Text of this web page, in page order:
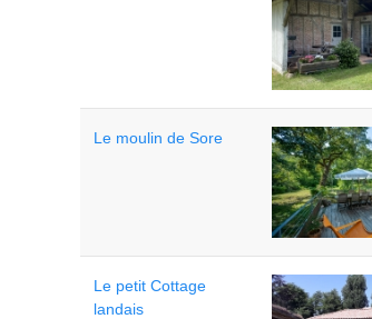
Le moulin de Sore
Le petit Cottage
landais